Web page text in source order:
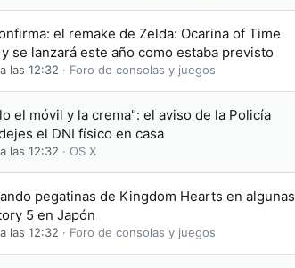
el remake de Zelda: Ocarina of Time
se lanzará este año como estaba previsto
las 12:32 Foro de consolas y juegos
el móvil y la crema": el aviso de la Policía
el DNI físico en casa
las 12:32 OS X
pegatinas de Kingdom Hearts en algunas
5 en Japón
las 12:32 Foro de consolas y juegos